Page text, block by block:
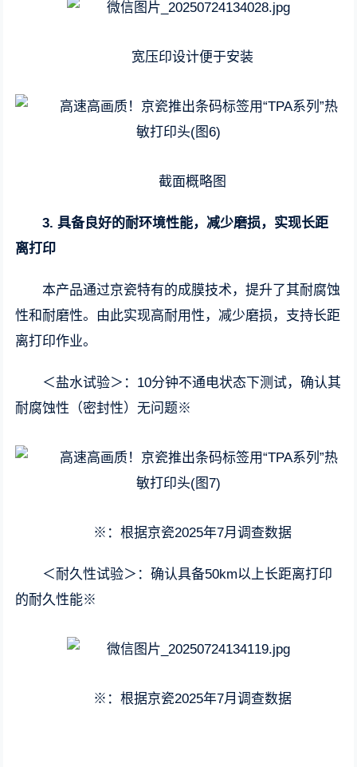
宽压印设计便于安装
截面概略图
3. 具备良好的耐环境性能，减少磨损，实现长距
离打印
本产品通过京瓷特有的成膜技术，提升了其耐腐蚀
性和耐磨性。由此实现高耐用性，减少磨损，支持长距
离打印作业。
＜盐水试验＞：10分钟不通电状态下测试，确认其
耐腐蚀性（密封性）无问题※
※：根据京瓷2025年7月调查数据
＜耐久性试验＞：确认具备50km以上长距离打印
的耐久性能※
※：根据京瓷2025年7月调查数据